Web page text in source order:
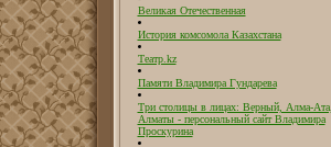
Великая Отечественная
История комсомола Казахстана
Театр.kz
Памяти Владимира Гундарева
Три столицы в лицах: Верный, Алма-Ата,
Алматы - персональный сайт Владимира
Проскурина